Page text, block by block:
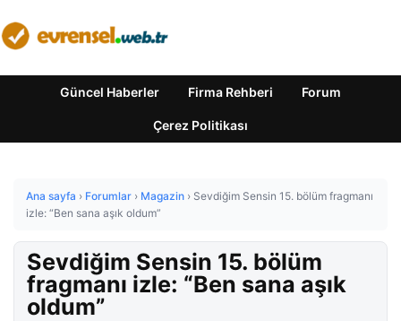
Güncel Haberler Firma Rehberi Forum
Çerez Politikası
Ana sayfa › Forumlar › Magazin › Sevdiğim Sensin 15. bölüm fragmanı
izle: “Ben sana aşık oldum”
Sevdiğim Sensin 15. bölüm
fragmanı izle: “Ben sana aşık
oldum”